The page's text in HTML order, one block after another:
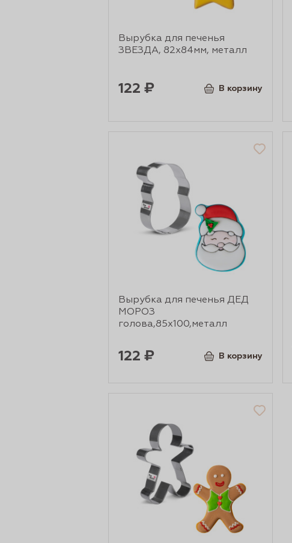
Вырубка для печенья
ЗВЕЗДА, 82х84мм, металл
122 ₽ В корзину
Вырубка для печенья ДЕД
МОРОЗ
голова,85х100,металл
122 ₽ В корзину